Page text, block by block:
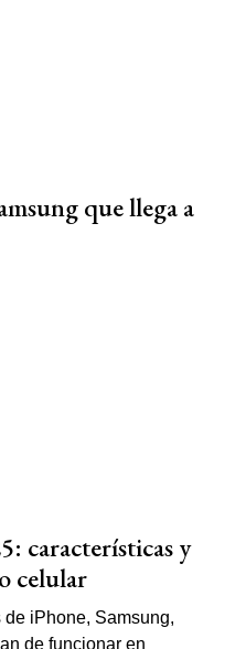
que llega a
características y
celular